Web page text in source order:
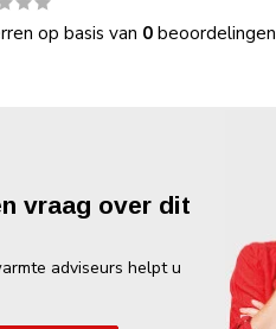
op basis van 0beoordelingen
vraag over dit
adviseurs helpt u